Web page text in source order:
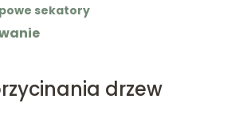
sekatory
drzew